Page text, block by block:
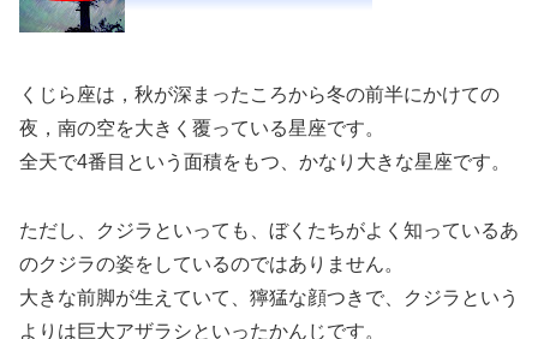
くじら座は，秋が深まったころから冬の前半にかけての
夜，南の空を大きく覆っている星座です。
全天で4番目という面積をもつ、かなり大きな星座です。
ただし、クジラといっても、ぼくたちがよく知っているあ
のクジラの姿をしているのではありません。
大きな前脚が生えていて、獰猛な顔つきで、クジラという
よりは巨大アザラシといったかんじです。